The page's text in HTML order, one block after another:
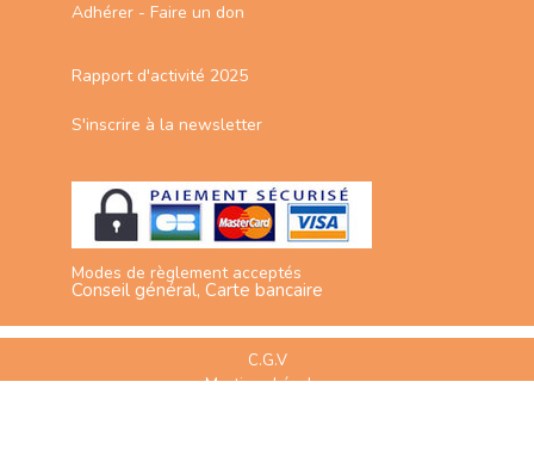
Adhérer - Faire un don
Rapport d'activité 2025
S'inscrire à la newsletter
Modes de règlement acceptés
Conseil général, Carte bancaire
C.G.V
Mentions Légales